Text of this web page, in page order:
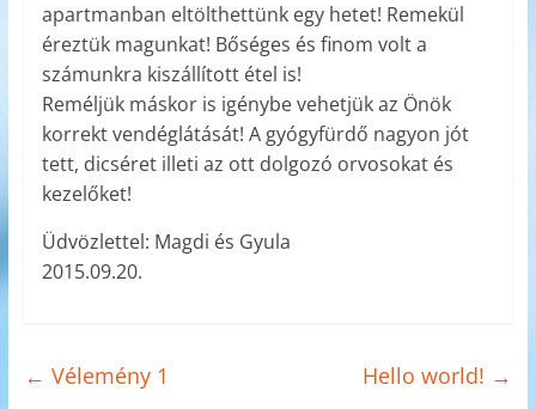
apartmanban eltölthettünk egy hetet! Remekül
éreztük magunkat! Bőséges és finom volt a
számunkra kiszállított étel is!
Reméljük máskor is igénybe vehetjük az Önök
korrekt vendéglátását! A gyógyfürdő nagyon jót
tett, dicséret illeti az ott dolgozó orvosokat és
kezelőket!
Üdvözlettel: Magdi és Gyula
2015.09.20.
← Vélemény 1 Hello world! →